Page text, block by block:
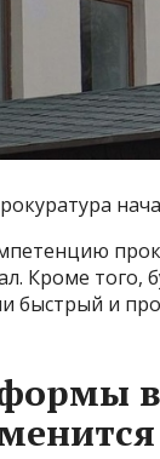
Кроме того,
быстрый и
в